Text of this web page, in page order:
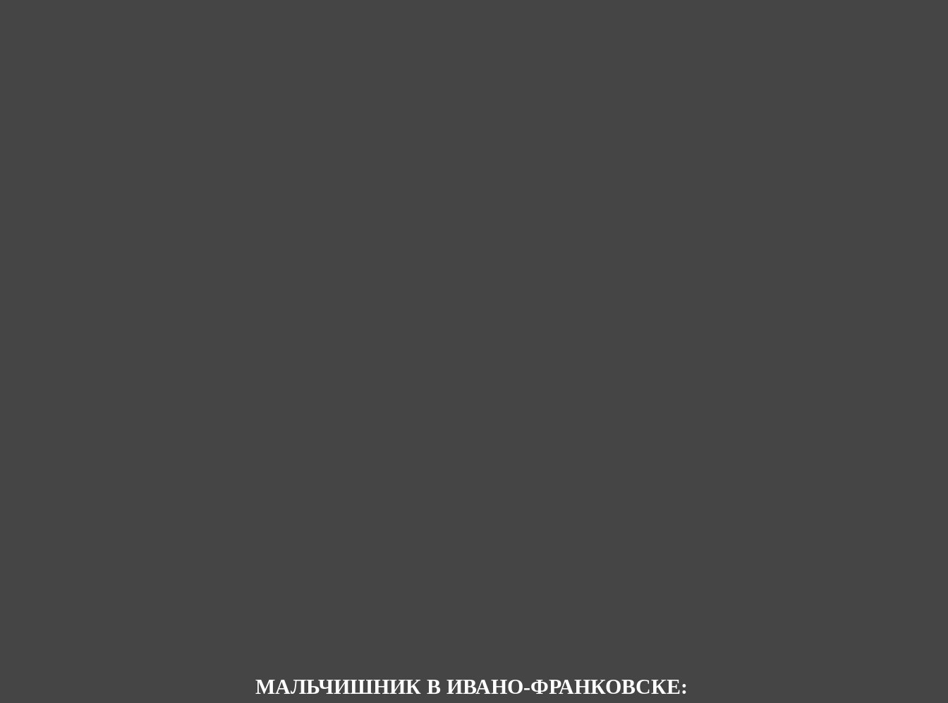
МАЛЬЧИШНИК В ИВАНО-ФРАНКОВСКЕ: